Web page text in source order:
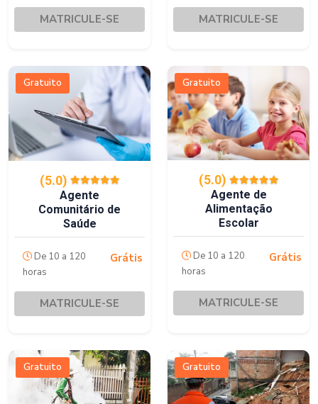
MATRICULE-SE MATRICULE-SE
Gratuito
(5.0)
Agente
Comunitário de
Saúde
De 10 a 120
horas
Grátis
MATRICULE-SE
Gratuito
(5.0)
Agente de
Alimentação
Escolar
De 10 a 120
horas
Grátis
MATRICULE-SE
Gratuito Gratuito